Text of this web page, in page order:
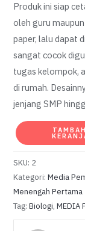
Produk ini siap
oleh guru
paper, lalu dapat
sangat cocok
tugas kelompok,
di rumah.
jenjang SMP
Kuantitas
BLOOD
CIRCULATION
PUZZLE
SKU: 2
Kategori:Media
Menengah Pertama
Tag:Biologi,MEDIA